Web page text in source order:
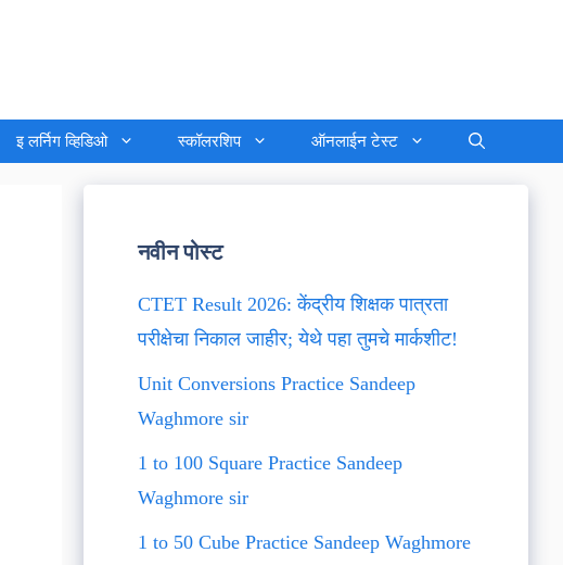
इ लर्निग व्हिडिओ स्कॉलरशिप ऑनलाईन टेस्ट
नवीन पोस्ट
CTET Result 2026: केंद्रीय शिक्षक पात्रता
परीक्षेचा निकाल जाहीर; येथे पहा तुमचे मार्कशीट!
Unit Conversions Practice Sandeep
Waghmore sir
1 to 100 Square Practice Sandeep
Waghmore sir
1 to 50 Cube Practice Sandeep Waghmore